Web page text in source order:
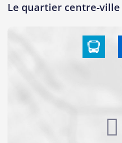
Le quartier centre-ville